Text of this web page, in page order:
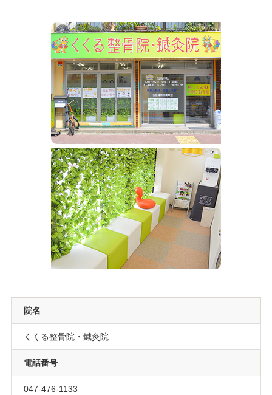
院名
くくる整骨院・鍼灸院
電話番号
047-476-1133